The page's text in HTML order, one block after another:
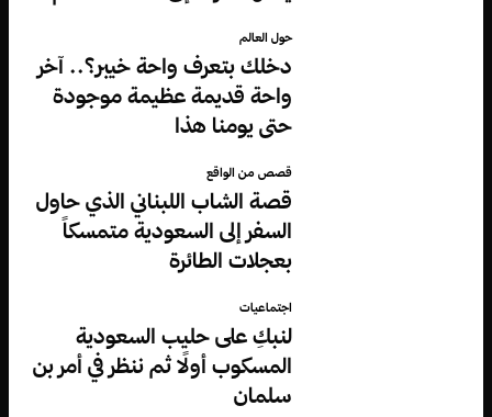
حول العالم
دخلك بتعرف واحة خيبر؟.. آخر
واحة قديمة عظيمة موجودة
حتى يومنا هذا
قصص من الواقع
قصة الشاب اللبناني الذي حاول
السفر إلى السعودية متمسكاً
بعجلات الطائرة
اجتماعيات
لنبكِ على حليب السعودية
المسكوب أولًا ثم ننظر في أمر بن
سلمان